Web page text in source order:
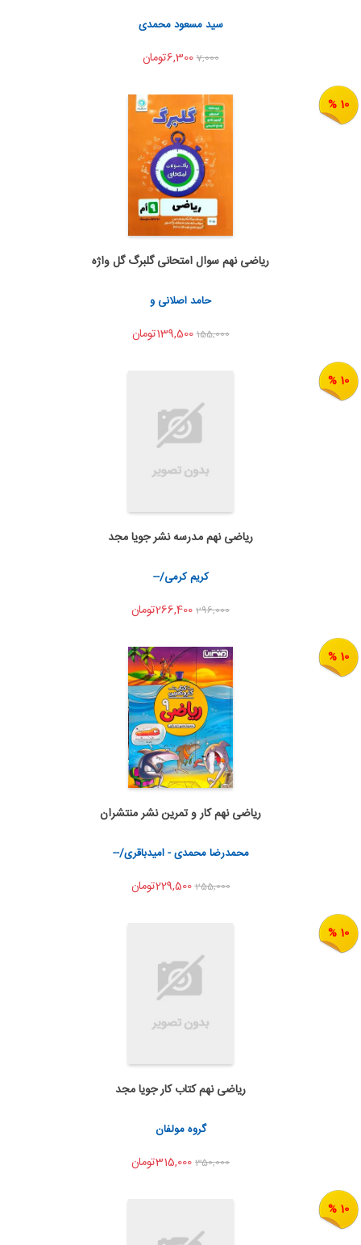
اشتراک گذاری
سید مسعود محمدی
7,0006,300تومان
10 %
به من اطلاع بده
اشتراک گذاری
ریاضی نهم سوال امتحانی گلبرگ گل واژه
حامد اصلانی و
155,000139,500تومان
10 %
به من اطلاع بده
اشتراک گذاری
ریاضی نهم مدرسه نشر جویا مجد
کریم کرمی/--
296,000
10 %
به من اطلاع بده
اشتراک گذاری
ریاضی نهم کار و تمرین نشر منتشران
محمدرضا محمدی - امیدباقری/--
255,000229,500تومان
10 %
به من اطلاع بده
اشتراک گذاری
ریاضی نهم کتاب کار جویا مجد
گروه مولفان
350,000
10 %